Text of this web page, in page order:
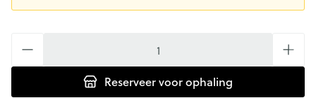
Reserveervoor ophaling